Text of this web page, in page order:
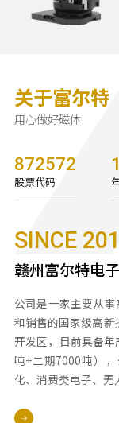
关于富尔特
用心做好磁体
872572
股票代码
SINCE
赣州富尔特电
公司是一家主要从
和销售的国家级高
开发区，目前具备
吨+二期7000吨）
化、消费类电子、无